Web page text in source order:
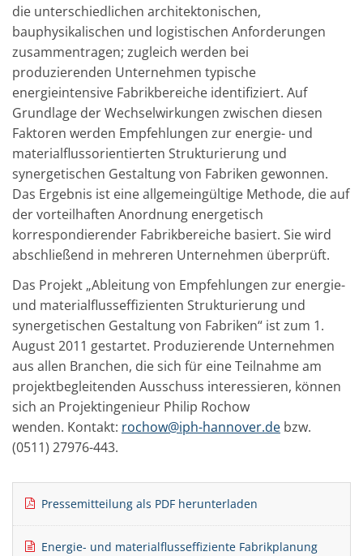
die unterschiedlichen architektonischen,
bauphysikalischen und logistischen Anforderungen
zusammentragen; zugleich werden bei
produzierenden Unternehmen typische
energieintensive Fabrikbereiche identifiziert. Auf
Grundlage der Wechselwirkungen zwischen diesen
Faktoren werden Empfehlungen zur energie- und
materialflussorientierten Strukturierung und
synergetischen Gestaltung von Fabriken gewonnen.
Das Ergebnis ist eine allgemeingültige Methode, die auf
der vorteilhaften Anordnung energetisch
korrespondierender Fabrikbereiche basiert. Sie wird
abschließend in mehreren Unternehmen überprüft.
Das Projekt „Ableitung von Empfehlungen zur energie-
und materialflusseffizienten Strukturierung und
synergetischen Gestaltung von Fabriken“ ist zum 1.
August 2011 gestartet. Produzierende Unternehmen
aus allen Branchen, die sich für eine Teilnahme am
projektbegleitenden Ausschuss interessieren, können
sich an Projektingenieur Philip Rochow
wenden. Kontakt: rochow@iph-hannover.de bzw.
(0511) 27976-443.
Pressemitteilung als PDF herunterladen
Energie- und materialflusseffiziente Fabrikplanung